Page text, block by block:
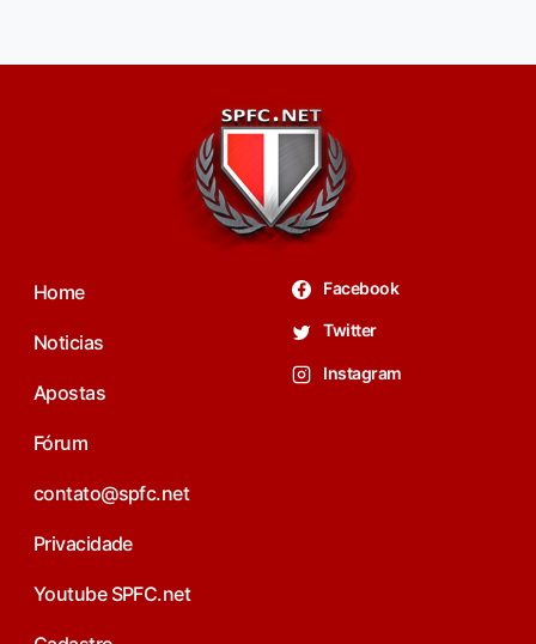
Home
Noticias
Apostas
Fórum
contato@spfc.net
Privacidade
Youtube SPFC.net
Facebook
Twitter
Instagram